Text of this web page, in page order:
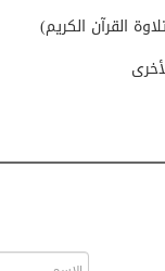
القرآن الكريم)